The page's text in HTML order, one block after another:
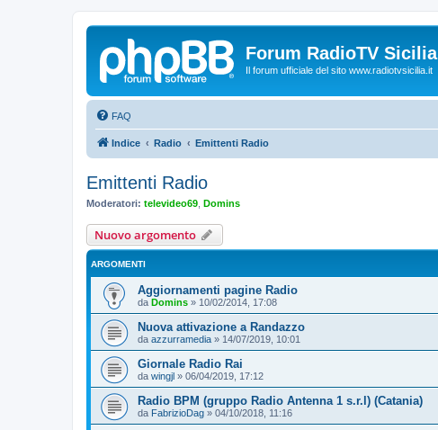
Forum RadioTV Sicilia
Il forum ufficiale del sito www.radiotvsicilia.it
FAQ
Indice Radio Emittenti Radio
Emittenti Radio
Moderatori: televideo69 Domins
Nuovo argomento
ARGOMENTI
Aggiornamenti pagine Radio
da Domins » 10/02/2014, 17:08
Nuova attivazione a Randazzo
da azzurramedia » 14/07/2019, 10:01
Giornale Radio Rai
da wingjl » 06/04/2019, 17:12
Radio BPM (gruppo Radio Antenna 1 s.r.l) (Catania)
da FabrizioDag » 04/10/2018, 11:16